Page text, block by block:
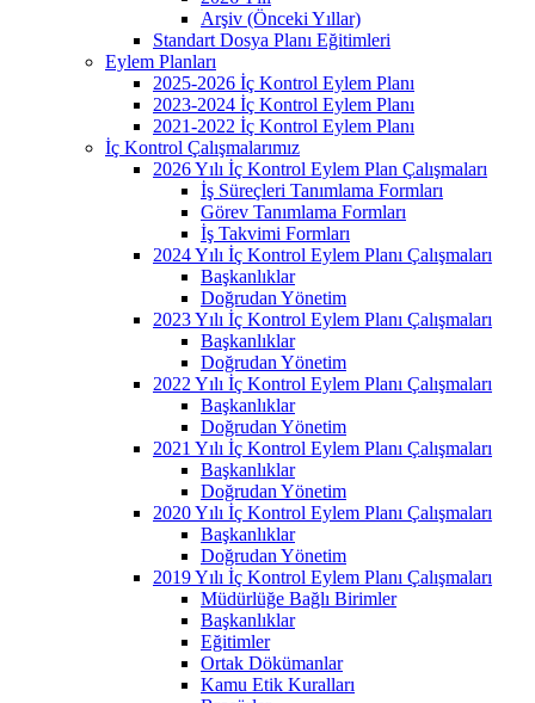
Arşiv (Önceki Yıllar)
Standart Dosya Planı Eğitimleri
Eylem Planları
2025-2026 İç Kontrol Eylem Planı
2023-2024 İç Kontrol Eylem Planı
2021-2022 İç Kontrol Eylem Planı
İç Kontrol Çalışmalarımız
2026 Yılı İç Kontrol Eylem Plan Çalışmaları
İş Süreçleri Tanımlama Formları
Görev Tanımlama Formları
İş Takvimi Formları
2024 Yılı İç Kontrol Eylem Planı Çalışmaları
Başkanlıklar
Doğrudan Yönetim
2023 Yılı İç Kontrol Eylem Planı Çalışmaları
Başkanlıklar
Doğrudan Yönetim
2022 Yılı İç Kontrol Eylem Planı Çalışmaları
Başkanlıklar
Doğrudan Yönetim
2021 Yılı İç Kontrol Eylem Planı Çalışmaları
Başkanlıklar
Doğrudan Yönetim
2020 Yılı İç Kontrol Eylem Planı Çalışmaları
Başkanlıklar
Doğrudan Yönetim
2019 Yılı İç Kontrol Eylem Planı Çalışmaları
Müdürlüğe Bağlı Birimler
Başkanlıklar
Eğitimler
Ortak Dökümanlar
Kamu Etik Kuralları